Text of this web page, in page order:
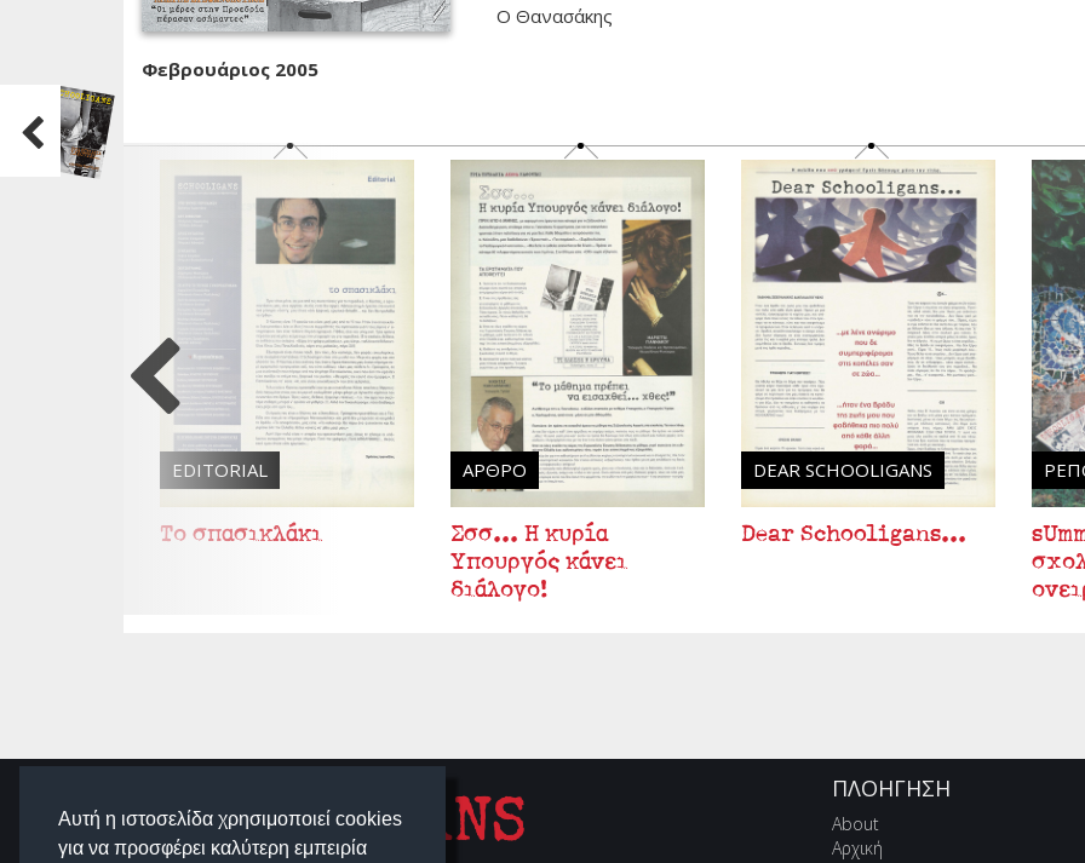
Αυτή η ιστοσελίδα χρησιμοποιεί cookies
για να προσφέρει καλύτερη εμπειρία
Φεβρουάριος 2005
Ο Θανασάκης
EDITORIAL
Το σπασικλάκι
ΆΡΘΡΟ
Σσσ... Η κυρία
Υπουργός κάνει
διάλογο!
DEAR SCHOOLIGANS
Dear Schooligans...
SCHOOLIGANS ΠΛΟΉΓΗΣΗ
About
Αρχική